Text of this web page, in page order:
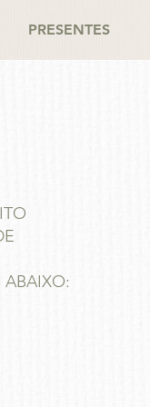
PRESENTES
ABAIXO: